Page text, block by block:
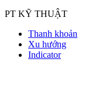
PT KỸ THUẬT
Thanh khoản
Xu hướng
Indicator